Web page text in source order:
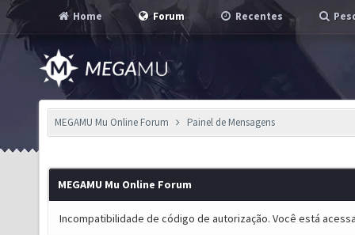
Home Forum Recentes
MEGAMU Mu Online Forum Painel de Mensagens
MEGAMU Mu Online Forum
Incompatibilidade de código de autorização. Você está